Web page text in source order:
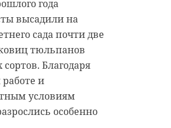
года
высадили на
сада почти две
тюльпанов
Благодаря
и
условиям
особенно
статьей:
что это помогает
приближать победу.
wall1027878651_1945
помощь